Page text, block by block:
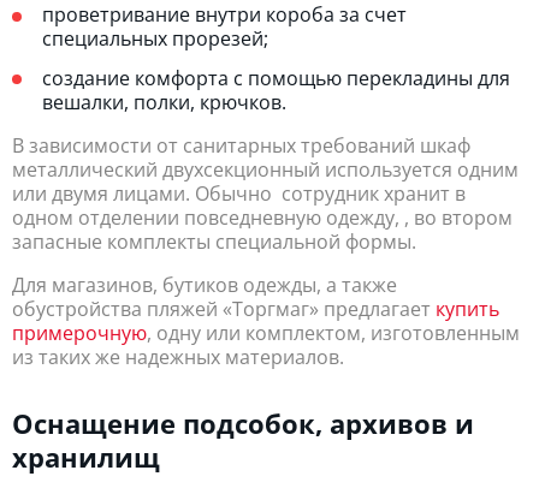
проветривание внутри короба за счет
специальных прорезей;
создание комфорта с помощью перекладины для
вешалки, полки, крючков.
В зависимости от санитарных требований шкаф
металлический двухсекционный используется одним
или двумя лицами. Обычно сотрудник хранит в
одном отделении повседневную одежду, , во втором
запасные комплекты специальной формы.
Для магазинов, бутиков одежды, а также
обустройства пляжей «Торгмаг» предлагает купить
примерочную, одну или комплектом, изготовленным
из таких же надежных материалов.
Оснащение подсобок, архивов и
хранилищ